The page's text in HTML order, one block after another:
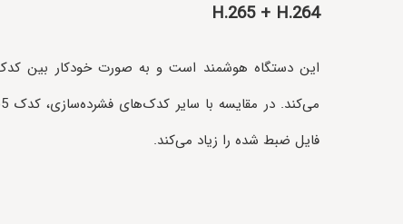
H.265 + H.264
فایل ضبط شده را زیاد می‌کند.